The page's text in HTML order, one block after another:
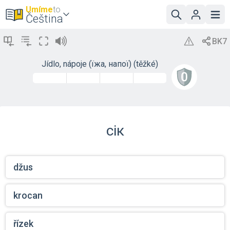
Umímeto
Čeština
Jídlo, nápoje (їжа, напої) (těžké)
сік
džus
krocan
řízek